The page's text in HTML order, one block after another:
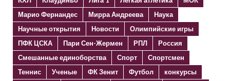
Марио Фернандес
Мирра Андреева
Наука
Научные открытия
Новости
Олимпийские игры
ПФК ЦСКА
Пари Сен-Жермен РПЛ
Россия
Смешанные единоборства
Спорт
Спортсмен
Теннис
Ученые ФК Зенит Футбол
конкурсы